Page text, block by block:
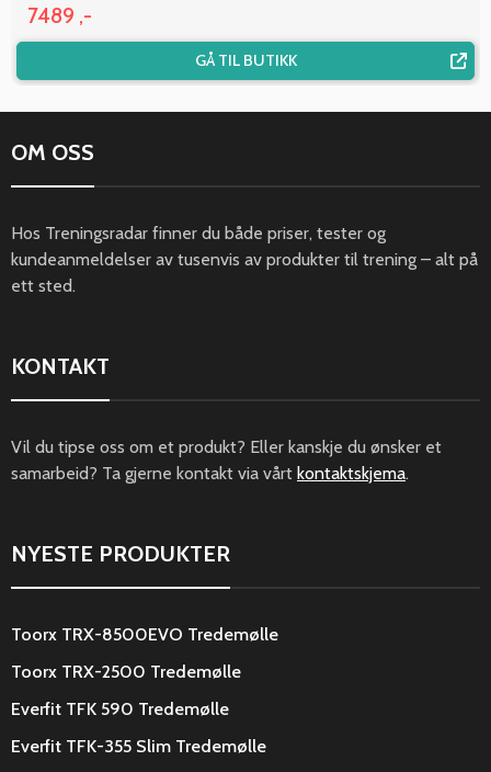
7489 ,-
GÅ TIL BUTIKK
OM OSS
Hos Treningsradar finner du både priser, tester og
kundeanmeldelser av tusenvis av produkter til trening – alt på
ett sted.
KONTAKT
Vil du tipse oss om et produkt? Eller kanskje du ønsker et
samarbeid? Ta gjerne kontakt via vårt kontaktskjema.
NYESTE PRODUKTER
Toorx TRX-8500EVO Tredemølle
Toorx TRX-2500 Tredemølle
Everfit TFK 590 Tredemølle
Everfit TFK-355 Slim Tredemølle